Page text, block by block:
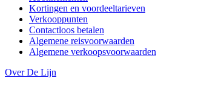
Kortingen en voordeeltarieven
Verkooppunten
Contactloos betalen
Algemene reisvoorwaarden
Algemene verkoopsvoorwaarden
Over De Lijn